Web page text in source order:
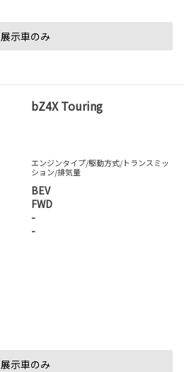
展示車のみ
bZ4X Touring
エンジンタイプ/駆動方式/トランスミッ
ション/排気量
BEV
FWD
-
-
展示車のみ